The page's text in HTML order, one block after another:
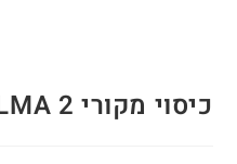
כיסוי מקורי 2 BOOX PALMA (לבן)